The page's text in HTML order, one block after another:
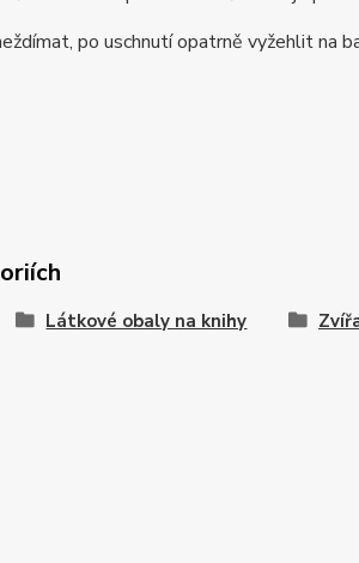
po uschnutí opatrně vyžehlit na
Látkové obaly na knihy